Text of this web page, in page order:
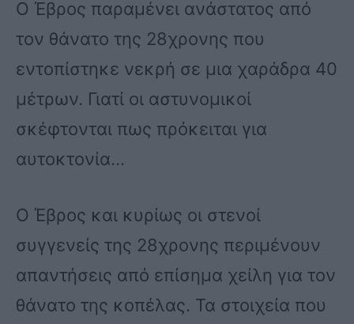
Ο Έβρος παραμένει ανάστατος από
τον θάνατο της 28χρονης που
εντοπίστηκε νεκρή σε μια χαράδρα 40
μέτρων. Γιατί οι αστυνομικοί
σκέφτονται πως πρόκειται για
αυτοκτονία…
Ο Έβρος και κυρίως οι στενοί
συγγενείς της 28χρονης περιμένουν
απαντήσεις από επίσημα χείλη για τον
θάνατο της κοπέλας. Τα στοιχεία που